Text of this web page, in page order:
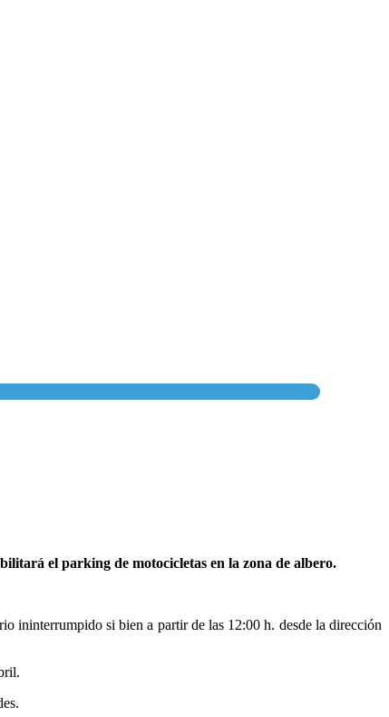
el parking de motocicletas en la zona de albero.
ininterrumpido si bien a partir de las 12:00 h. desde la dirección